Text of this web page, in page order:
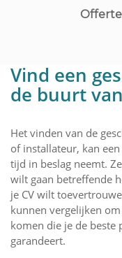
Vind een
de buurt
Het vinden van de
of installateur, kan
tijd in beslag neemt.
wilt gaan betreffende
je CV wilt
kunnen vergelijken
komen die je de
garandeert.